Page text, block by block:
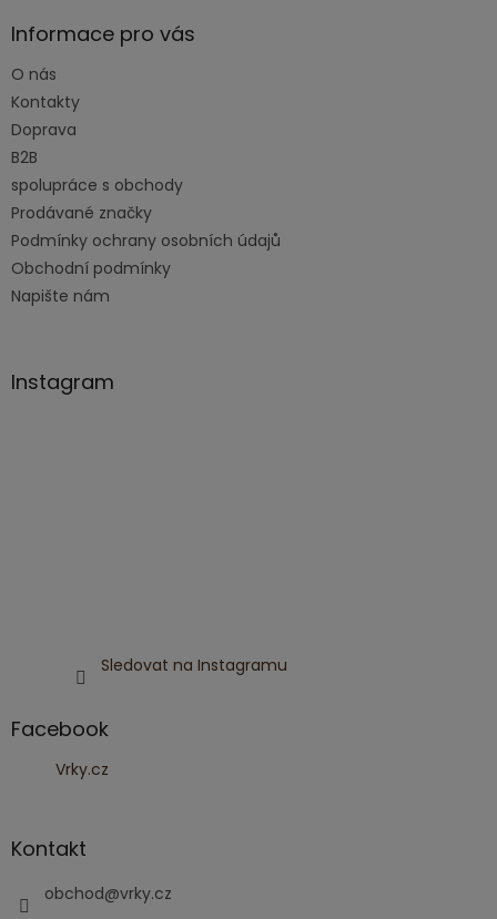
aInformace pro vás
O nás
Kontakty
Doprava
B2B
spolupráce s obchody
Prodávané značky
Podmínky ochrany osobních údajů
Obchodní podmínky
Napište nám
Instagram
Sledovat na Instagramu
Facebook
Vrky.cz
Kontakt
obchod@vrky.cz